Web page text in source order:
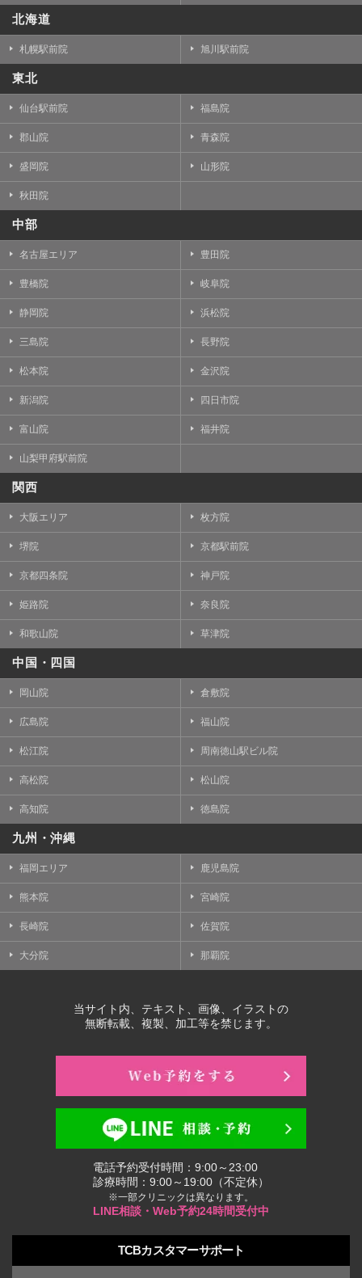
北海道
札幌駅前院 旭川駅前院
東北
仙台駅前院 福島院
郡山院 青森院
盛岡院 山形院
秋田院
中部
名古屋エリア 豊田院
豊橋院 岐阜院
静岡院 浜松院
三島院 長野院
松本院 金沢院
新潟院 四日市院
富山院 福井院
山梨甲府駅前院
関西
大阪エリア 枚方院
堺院 京都駅前院
京都四条院 神戸院
姫路院 奈良院
和歌山院 草津院
中国・四国
岡山院 倉敷院
広島院 福山院
松江院 周南徳山駅ビル院
高松院 松山院
高知院 徳島院
九州・沖縄
福岡エリア 鹿児島院
熊本院 宮崎院
長崎院 佐賀院
大分院 那覇院
当サイト内、テキスト、画像、イラストの
無断転載、複製、加工等を禁じます。
電話予約受付時間：9:00～23:00
診療時間：9:00～19:00（不定休）
※一部クリニックは異なります。
LINE相談・Web予約24時間受付中
TCBカスタマーサポート